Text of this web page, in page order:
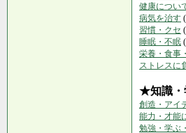
健康につい
病気を治す
習慣・クセ
睡眠・不眠
栄養・食事
ストレスに
★知識・
創造・アイ
能力・才能
勉強・学ぶ